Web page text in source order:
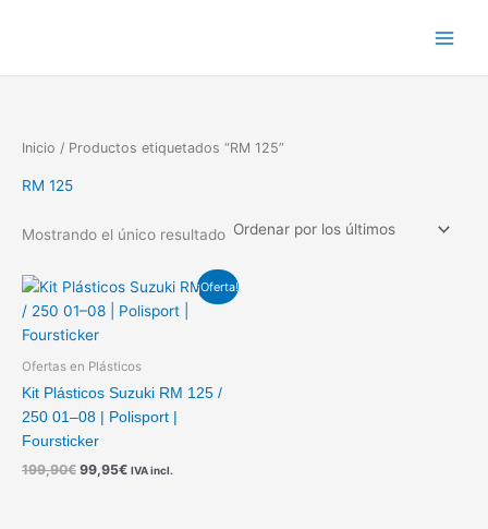
Inicio / Productos etiquetados “RM 125”
RM 125
Mostrando el único resultado
¡Oferta!
Ofertas en Plásticos
Kit Plásticos Suzuki RM 125 /
250 01–08 | Polisport |
Foursticker
199,90€
El
precio
original
era:
99,95€
El
actual
IVA incl.